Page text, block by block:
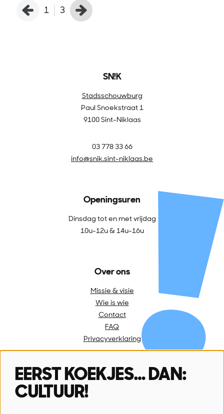
1 3
SN!K
Stadsschouwburg
Paul Snoekstraat 1
9100 Sint-Niklaas
03 778 33 66
info@snik.sint-niklaas.be
Openingsuren
Dinsdag tot en met vrijdag
10u-12u & 14u-16u
Over ons
Missie & visie
Wie is wie
Contact
FAQ
Privacyverklaring
Volg ons
EERST KOEKJES… DAN:
CULTUUR!